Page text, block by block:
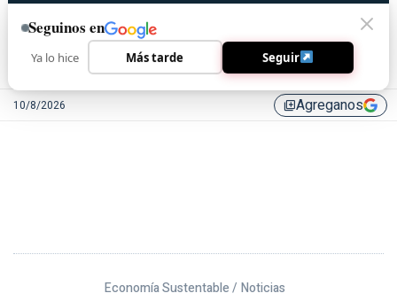
10/8/2026 library_addAgreganos
Economía Sustentable / Noticias
Seguinos en
Ya lo hice Más tarde Seguir